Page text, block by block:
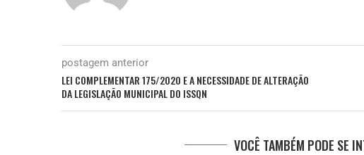
postagem anterior
LEI COMPLEMENTAR 175/2020 E A NECESSIDADE DE ALTERAÇÃO
DA LEGISLAÇÃO MUNICIPAL DO ISSQN
VOCÊ TAMBÉM PODE SE